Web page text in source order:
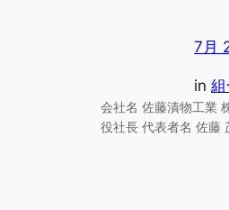
7月
in 組
会社名 佐藤漬物工業
役社長 代表者名 佐藤